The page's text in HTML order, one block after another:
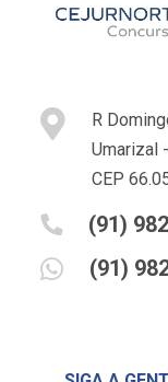
R
Umarizal
CEP
(91)
(91)